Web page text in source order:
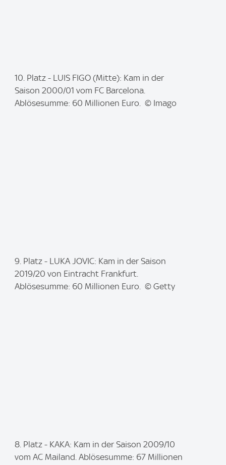
m
10. Platz - LUIS FIGO (Mitte): Kam in der
Saison 2000/01 vom FC Barcelona.
Ablösesumme: 60 Millionen Euro. © Imago
m
9. Platz - LUKA JOVIC: Kam in der Saison
2019/20 von Eintracht Frankfurt.
Ablösesumme: 60 Millionen Euro. © Getty
m
8. Platz - KAKA: Kam in der Saison 2009/10
vom AC Mailand. Ablösesumme: 67 Millionen